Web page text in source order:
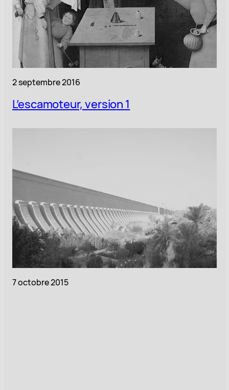
2 septembre 2016
L’escamoteur, version 1
7 octobre 2015